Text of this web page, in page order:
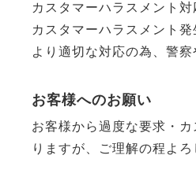
カスタマーハラスメント
カスタマーハラスメント
より適切な対応の為、警
お客様へのお願い
お客様から過度な要求・
りますが、ご理解の程よろ